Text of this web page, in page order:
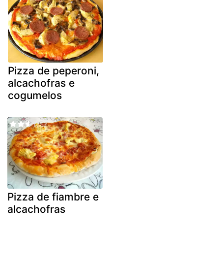
Pizza de peperoni,
alcachofras e
cogumelos
Pizza de fiambre e
alcachofras